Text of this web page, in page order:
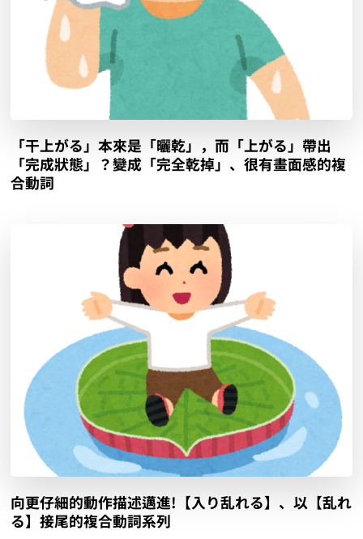
「干上がる」本來是「曬乾」，而「上がる」帶出
「完成狀態」？變成「完全乾掉」、很有畫面感的複
合動詞
向更仔細的動作描述邁進!【入り乱れる】、以【乱れ
る】接尾的複合動詞系列